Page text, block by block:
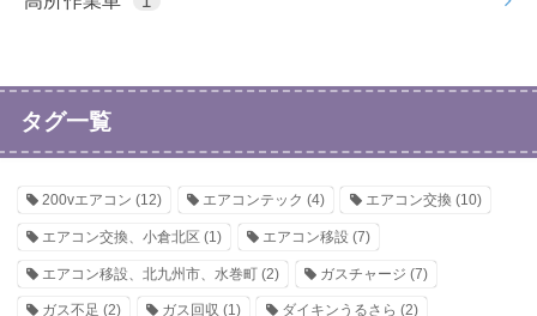
タグ一覧
200vエアコン (12) エアコンテック (4) エアコン交換 (10)
エアコン交換、小倉北区 (1) エアコン移設 (7)
エアコン移設、北九州市、水巻町 (2) ガスチャージ (7)
ガス不足 (2) ガス回収 (1) ダイキンうるさら (2)